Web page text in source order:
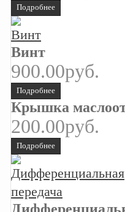
Подробнее
Винт
900.00руб.
Подробнее
Крышка
200.00руб.
Подробнее